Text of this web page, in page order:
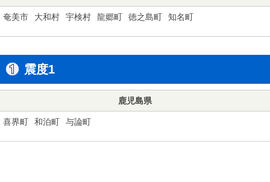
奄美市 大和村 宇検村 龍郷町 徳之島町 知名町
震度1
鹿児島県
喜界町 和泊町 与論町